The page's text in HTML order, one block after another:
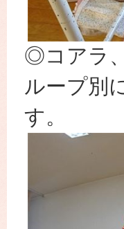
◎コアラ
ループ別
す。